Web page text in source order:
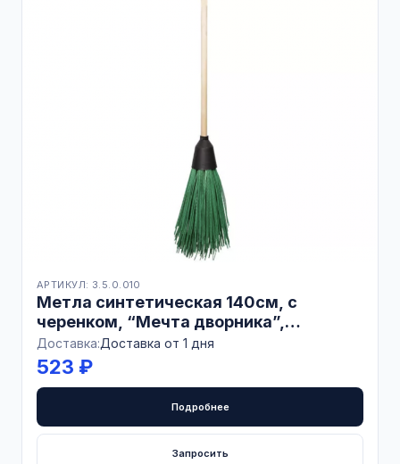
АРТИКУЛ: 3.5.0.010
Метла синтетическая 140см, с
черенком, “Мечта дворника”,
БЕЛАРУСЬ
Доставка:Доставка от 1 дня
523 ₽
Подробнее
Запросить